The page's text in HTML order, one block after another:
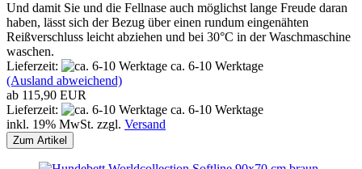
Und damit Sie und die Fellnase auch möglichst lange Freude daran
haben, lässt sich der Bezug über einen rundum eingenähten
Reißverschluss leicht abziehen und bei 30°C in der Waschmaschine
waschen.
Lieferzeit:
ca. 6-10 Werktage
(Ausland abweichend)
ab 115,90 EUR
Lieferzeit:
ca. 6-10 Werktage
inkl. 19% MwSt. zzgl. Versand
Zum Artikel